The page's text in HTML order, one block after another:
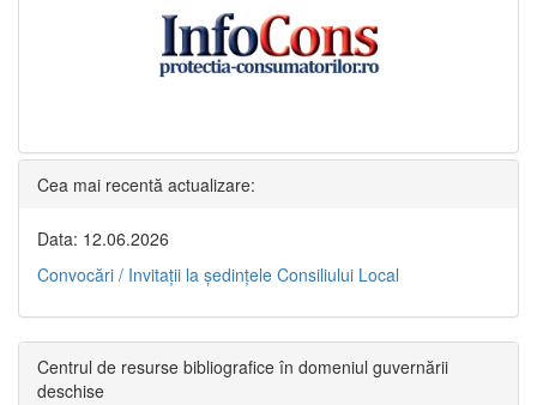
Cea mai recentă actualizare:
Data: 12.06.2026
Convocări / Invitaţii la şedinţele Consiliului Local
Centrul de resurse bibliografice în domeniul guvernării
deschise